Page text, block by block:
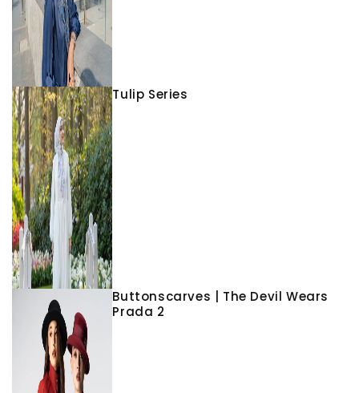
Tulip Series
Buttonscarves | The Devil Wears
Prada 2